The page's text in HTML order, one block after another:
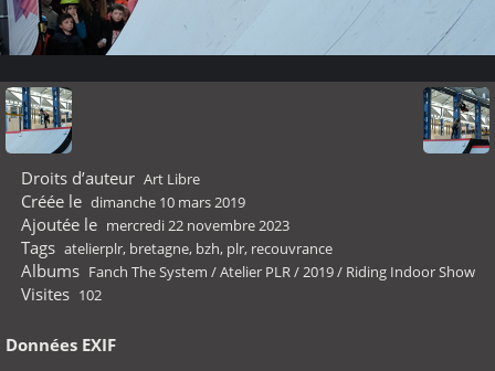
Droits d’auteur Art Libre
Créée le dimanche 10 mars 2019
Ajoutée le mercredi 22 novembre 2023
Tags atelierplr, bretagne, bzh, plr, recouvrance
Albums Fanch The System /Atelier PLR/2019/ Riding Indoor Show
Visites 102
Données EXIF